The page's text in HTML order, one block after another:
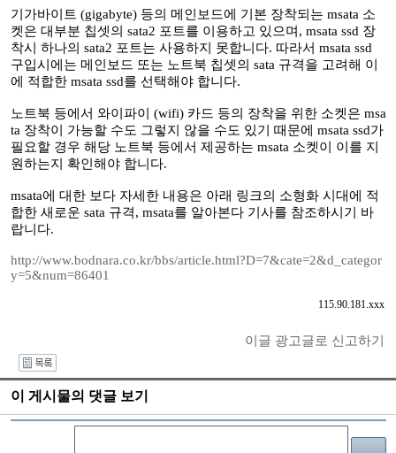
기가바이트 (gigabyte) 등의 메인보드에 기본 장착되는 msata 소
켓은 대부분 칩셋의 sata2 포트를 이용하고 있으며, msata ssd 장
착시 하나의 sata2 포트는 사용하지 못합니다. 따라서 msata ssd
구입시에는 메인보드 또는 노트북 칩셋의 sata 규격을 고려해 이
에 적합한 msata ssd를 선택해야 합니다.
노트북 등에서 와이파이 (wifi) 카드 등의 장착을 위한 소켓은 msa
ta 장착이 가능할 수도 그렇지 않을 수도 있기 때문에 msata ssd가
필요할 경우 해당 노트북 등에서 제공하는 msata 소켓이 이를 지
원하는지 확인해야 합니다.
msata에 대한 보다 자세한 내용은 아래 링크의 소형화 시대에 적
합한 새로운 sata 규격, msata를 알아본다 기사를 참조하시기 바
랍니다.
http://www.bodnara.co.kr/bbs/article.html?D=7&cate=2&d_categor
y=5&num=86401
115.90.181.xxx
이글 광고글로 신고하기
이 게시물의 댓글 보기